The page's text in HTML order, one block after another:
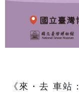
《來・去 車站